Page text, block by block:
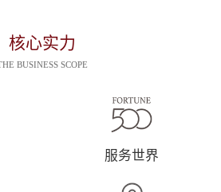
核心实力
BUSINESS SCOPE
服务世界